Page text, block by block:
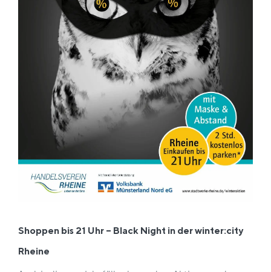
Shoppen bis 21 Uhr – Black Night in der winter:city
Rheine